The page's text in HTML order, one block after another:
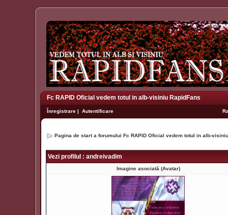
Fc RAPID Oficial vedem totul in alb-visiniu RapidFans
Înregistrare | Autentificare
Pagina de start a forumului Fc RAPID Oficial vedem totul in alb-
Vezi profilul : andreivadim
Imagine asociată (Avatar)